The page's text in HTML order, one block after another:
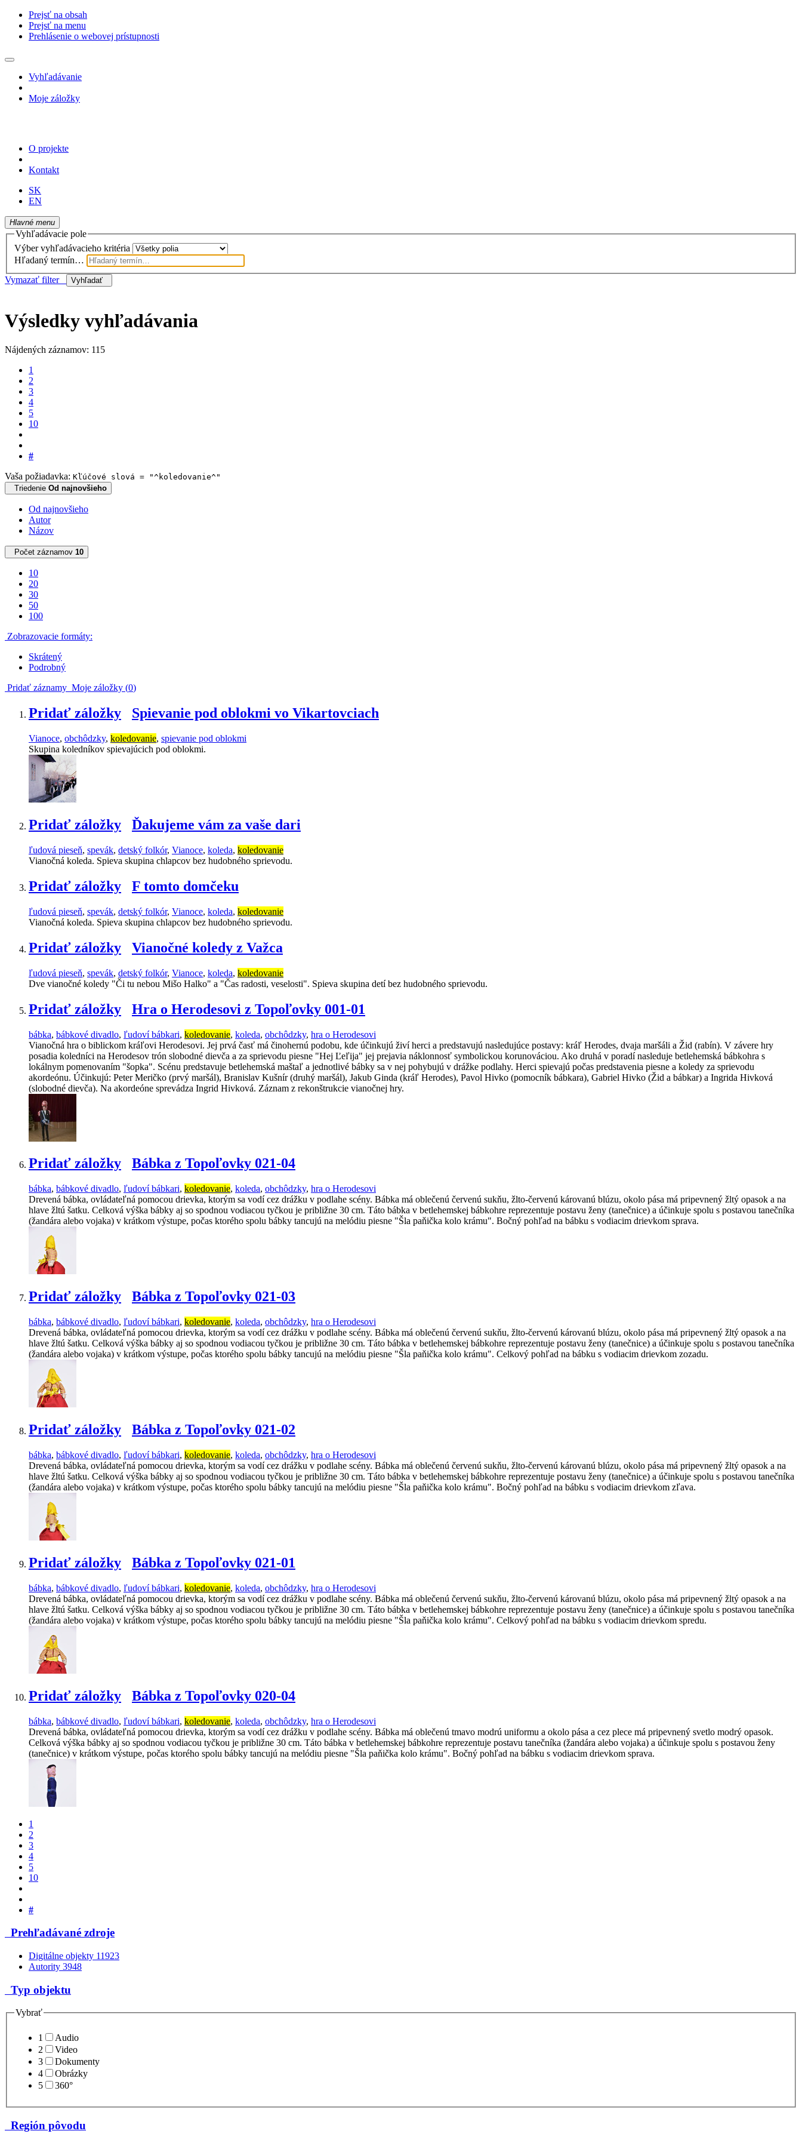
Prejsť na obsah
Prejsť na menu
Prehlásenie o webovej prístupnosti
Vyhľadávanie
Moje záložky
O projekte
Kontakt
SK
EN
Hlavné menu
Vyhľadávacie pole
Výber vyhľadávacieho kritéria
Hľadaný termín…
Vymazať filter
Vyhľadať
Výsledky vyhľadávania
Nájdených záznamov: 115
1
2
3
4
5
10
#
Vaša požiadavka: Kľúčové slová = "^koledovanie^"
Triedenie Od najnovšieho
Od najnovšieho
Autor
Názov
Počet záznamov 10
10
20
30
50
100
Zobrazovacie formáty:
Skrátený
Podrobný
Pridať záznamy Moje záložky (0)
Pridať záložky Spievanie pod oblokmi vo Vikartovciach
Vianoce, obchôdzky, koledovanie, spievanie pod oblokmi
Skupina koledníkov spievajúcich pod oblokmi.
Pridať záložky Ďakujeme vám za vaše dari
ľudová pieseň, spevák, detský folkór, Vianoce, koleda, koledovanie
Vianočná koleda. Spieva skupina chlapcov bez hudobného sprievodu.
Pridať záložky F tomto domčeku
ľudová pieseň, spevák, detský folkór, Vianoce, koleda, koledovanie
Vianočná koleda. Spieva skupina chlapcov bez hudobného sprievodu.
Pridať záložky Vianočné koledy z Važca
ľudová pieseň, spevák, detský folkór, Vianoce, koleda, koledovanie
Dve vianočné koledy "Či tu nebou Mišo Halko" a "Čas radosti, veselosti". Spieva skupina detí bez hudobného sprievodu.
Pridať záložky Hra o Herodesovi z Topoľovky 001-01
bábka, bábkové divadlo, ľudoví bábkari, koledovanie, koleda, obchôdzky, hra o Herodesovi
Vianočná hra o biblickom kráľovi Herodesovi. Jej prvá časť má činohernú podobu, kde účinkujú živí herci a predstavujú nasledujúce postavy: kráľ Herodes, dvaja maršáli a Žid (rabín). V závere hry
posadia koledníci na Herodesov trón slobodné dievča a za sprievodu piesne "Hej Ľeľija" jej prejavia náklonnosť symbolickou korunováciou. Ako druhá v poradí nasleduje betlehemská bábkohra s
lokálnym pomenovaním "šopka". Scénu predstavuje betlehemská maštaľ a jednotlivé bábky sa v nej pohybujú v drážke podlahy. Herci spievajú počas predstavenia piesne a koledy za sprievodu
akordeónu. Účinkujú: Peter Meričko (prvý maršál), Branislav Kušnír (druhý maršál), Jakub Ginda (kráľ Herodes), Pavol Hivko (pomocník bábkara), Gabriel Hivko (Žid a bábkar) a Ingrida Hivková
(slobodné dievča). Na akordeóne sprevádza Ingrid Hivková. Záznam z rekonštrukcie vianočnej hry.
Pridať záložky Bábka z Topoľovky 021-04
bábka, bábkové divadlo, ľudoví bábkari, koledovanie, koleda, obchôdzky, hra o Herodesovi
Drevená bábka, ovládateľná pomocou drievka, ktorým sa vodí cez drážku v podlahe scény. Bábka má oblečenú červenú sukňu, žlto-červenú károvanú blúzu, okolo pása má pripevnený žltý opasok a na
hlave žltú šatku. Celková výška bábky aj so spodnou vodiacou tyčkou je približne 30 cm. Táto bábka v betlehemskej bábkohre reprezentuje postavu ženy (tanečnice) a účinkuje spolu s postavou tanečníka
(žandára alebo vojaka) v krátkom výstupe, počas ktorého spolu bábky tancujú na melódiu piesne "Šla paňička kolo krámu". Bočný pohľad na bábku s vodiacim drievkom sprava.
Pridať záložky Bábka z Topoľovky 021-03
bábka, bábkové divadlo, ľudoví bábkari, koledovanie, koleda, obchôdzky, hra o Herodesovi
Drevená bábka, ovládateľná pomocou drievka, ktorým sa vodí cez drážku v podlahe scény. Bábka má oblečenú červenú sukňu, žlto-červenú károvanú blúzu, okolo pása má pripevnený žltý opasok a na
hlave žltú šatku. Celková výška bábky aj so spodnou vodiacou tyčkou je približne 30 cm. Táto bábka v betlehemskej bábkohre reprezentuje postavu ženy (tanečnice) a účinkuje spolu s postavou tanečníka
(žandára alebo vojaka) v krátkom výstupe, počas ktorého spolu bábky tancujú na melódiu piesne "Šla paňička kolo krámu". Celkový pohľad na bábku s vodiacim drievkom zozadu.
Pridať záložky Bábka z Topoľovky 021-02
bábka, bábkové divadlo, ľudoví bábkari, koledovanie, koleda, obchôdzky, hra o Herodesovi
Drevená bábka, ovládateľná pomocou drievka, ktorým sa vodí cez drážku v podlahe scény. Bábka má oblečenú červenú sukňu, žlto-červenú károvanú blúzu, okolo pása má pripevnený žltý opasok a na
hlave žltú šatku. Celková výška bábky aj so spodnou vodiacou tyčkou je približne 30 cm. Táto bábka v betlehemskej bábkohre reprezentuje postavu ženy (tanečnice) a účinkuje spolu s postavou tanečníka
(žandára alebo vojaka) v krátkom výstupe, počas ktorého spolu bábky tancujú na melódiu piesne "Šla paňička kolo krámu". Bočný pohľad na bábku s vodiacim drievkom zľava.
Pridať záložky Bábka z Topoľovky 021-01
bábka, bábkové divadlo, ľudoví bábkari, koledovanie, koleda, obchôdzky, hra o Herodesovi
Drevená bábka, ovládateľná pomocou drievka, ktorým sa vodí cez drážku v podlahe scény. Bábka má oblečenú červenú sukňu, žlto-červenú károvanú blúzu, okolo pása má pripevnený žltý opasok a na
hlave žltú šatku. Celková výška bábky aj so spodnou vodiacou tyčkou je približne 30 cm. Táto bábka v betlehemskej bábkohre reprezentuje postavu ženy (tanečnice) a účinkuje spolu s postavou tanečníka
(žandára alebo vojaka) v krátkom výstupe, počas ktorého spolu bábky tancujú na melódiu piesne "Šla paňička kolo krámu". Celkový pohľad na bábku s vodiacim drievkom spredu.
Pridať záložky Bábka z Topoľovky 020-04
bábka, bábkové divadlo, ľudoví bábkari, koledovanie, koleda, obchôdzky, hra o Herodesovi
Drevená bábka, ovládateľná pomocou drievka, ktorým sa vodí cez drážku v podlahe scény. Bábka má oblečenú tmavo modrú uniformu a okolo pása a cez plece má pripevnený svetlo modrý opasok.
Celková výška bábky aj so spodnou vodiacou tyčkou je približne 30 cm. Táto bábka v betlehemskej bábkohre reprezentuje postavu tanečníka (žandára alebo vojaka) a účinkuje spolu s postavou ženy
(tanečnice) v krátkom výstupe, počas ktorého spolu bábky tancujú na melódiu piesne "Šla paňička kolo krámu". Bočný pohľad na bábku s vodiacim drievkom sprava.
1
2
3
4
5
10
#
Prehľadávané zdroje
Digitálne objekty 11923
Autority 3948
Typ objektu
Vybrať
1
Audio
2
Video
3
Dokumenty
4
Obrázky
5
360°
Región pôvodu